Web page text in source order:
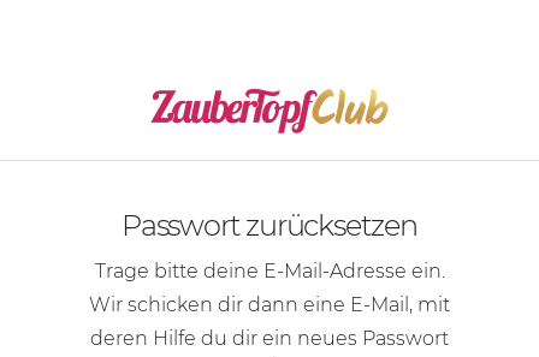
Passwort zurücksetzen
Trage bitte deine E-Mail-Adresse ein.
Wir schicken dir dann eine E-Mail , mit
deren Hilfe du dir ein neues Passwort